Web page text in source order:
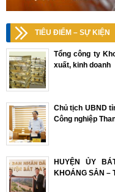
TIÊU ĐIỂM – SỰ KIỆN
Tổng công ty
xuất, kinh doanh
Chủ tịch UBND
Công nghiệp
HUYỆN ỦY
KHOÁNG SẢN –